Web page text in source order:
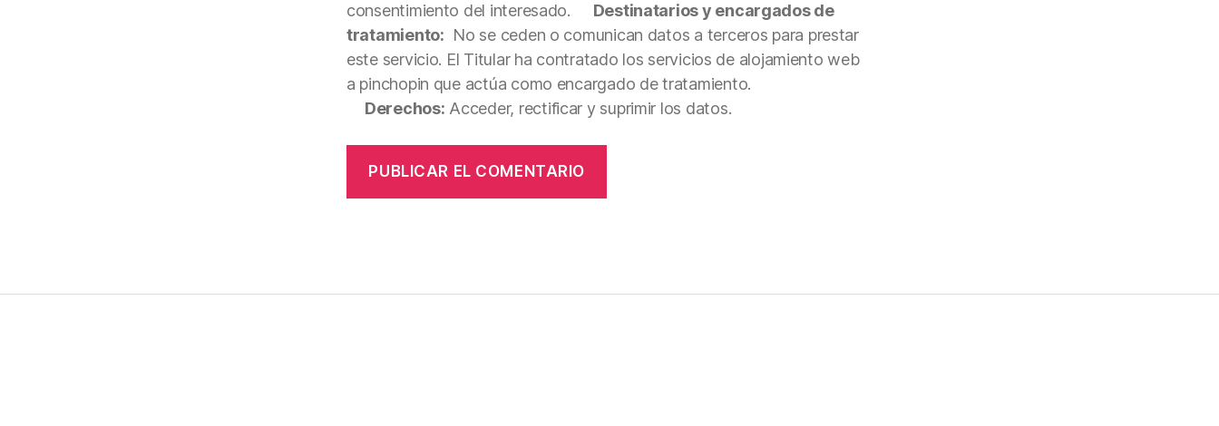
consentimiento del interesado.
Destinatarios y encargados de
tratamiento: No se ceden o comunican datos a terceros para prestar
este servicio. El Titular ha contratado los servicios de alojamiento web
a pinchopin que actúa como encargado de tratamiento.
Derechos: Acceder, rectificar y suprimir los datos.